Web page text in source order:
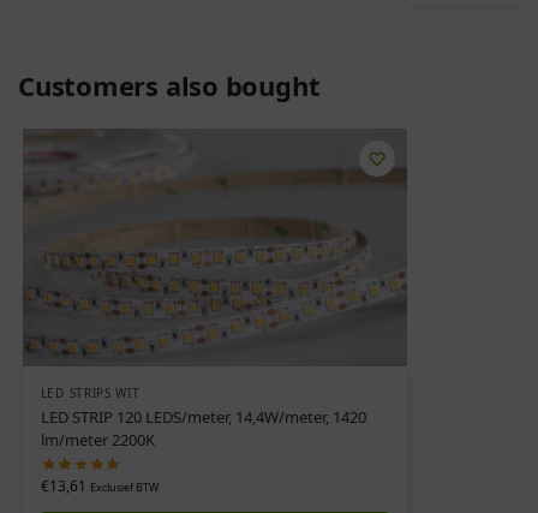
Customers also bought
LED STRIPS WIT
LED STRIP 120 LEDS/meter, 14,4W/meter, 1420
lm/meter 2200K
€13,61 Exclusief BTW